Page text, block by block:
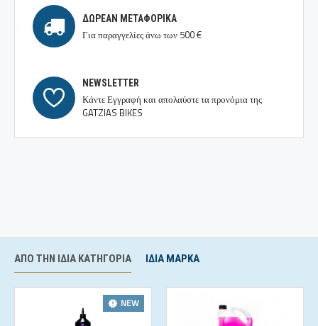
ΔΩΡΕΆΝ ΜΕΤΑΦΟΡΙΚΆ
Για παραγγελίες άνω των 500 €
NEWSLETTER
Κάντε Εγγραφή και απολαύστε τα προνόμια της
GATZIAS BIKES
ΑΠΌ ΤΗΝ ΊΔΙΑ ΚΑΤΗΓΟΡΊΑ ΊΔΙΑ ΜΆΡΚΑ
NEW